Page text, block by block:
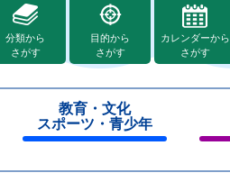
分類から
さがす
目的から
さがす
カレンダーから
さがす
教育・文化
スポーツ・青少年
じ
じ